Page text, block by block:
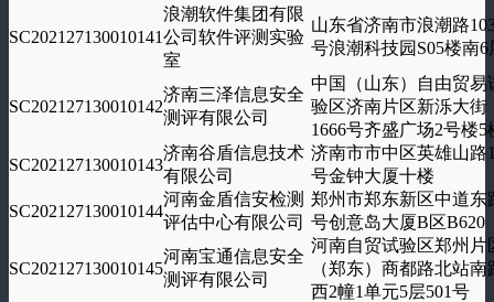
SC202127130010141
浪潮软件集团有限
公司软件评测实验
室
山东省济南市浪潮路
号浪潮科技园S05楼南6
SC202127130010142
济南三泽信息安全
测评有限公司
中国（山东）自由贸易
验区济南片区新泺大街
1666号齐盛广场2号楼5
SC202127130010143
济南谷盾信息技术
有限公司
济南市市中区英雄山路
号金钟大厦十楼
SC202127130010144
河南金盾信安检测
评估中心有限公司
郑州市郑东新区中道东
号创意岛大厦B区B620
SC202127130010145
河南宝通信息安全
测评有限公司
河南自贸试验区郑州片
（郑东）商都路北站南
西2幢1单元5层501号